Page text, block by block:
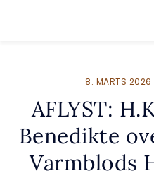
8. MARTS 2026
AFLYST:
Benedikte
Varmblods